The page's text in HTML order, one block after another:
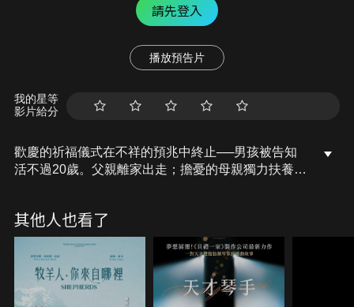
請先登入
播放預告片
我的星等
影片給分
歡慶的祈福儀式在不祥的預兆中終止──男孩被告知
活不過20歲。父親離家出走；擔憂的母親獨力扶養男
男孩從小面對同儕的歧視，因著靈媒的一句話，生命
蒼涼無光。他恐懼接觸外界的事物、恐懼改變、恐懼
愛人。將滿20歲那一年，一位見識廣闊的攝影師，為
他帶來電影與音樂，一個豐沛的世界終於打開。
其他人也看了